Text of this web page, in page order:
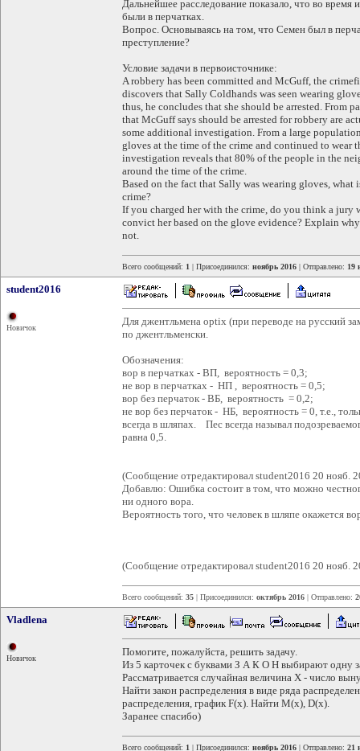
Дальнейшее расследование показало, что во
были в перчатках.
Вопрос. Основываясь на том, что Семен был в
преступление?
Условие задачи в первоисточнике:
A robbery has been committed and McGuff, the
discovers that Sally Coldhands was seen wearing
thus, he concludes that she should be arrested. From
that McGuff says should be arrested for robbery are
some additional investigation. From a large
gloves at the time of the crime and continued to wear
investigation reveals that 80% of the people in the
around the time of the crime.
Based on the fact that Sally was wearing gloves,
crime?
If you charged her with the crime, do you think a jury
convict her based on the glove evidence? Explain
not.
Всего сообщений: 1 | Присоединился: ноябрь 2016 | Отправлено: 19
student2016
Новичок
Для джентльмена optix (при переводе на русский
по джентльменски.
Обозначения:
вор в перчатках - ВП, вероятность = 0,3;
не вор в перчатках - НП , вероятность = 0,5;
вор без перчаток - ВБ, вероятность = 0,2;
не вор без перчаток - НБ, вероятность = 0, т.е.,
всегда в шляпах. Пес всегда называл
равна 0,5.
(Сообщение отредактировал student2016 20 нояб.
Добавлю: Ошибка состоит в том, что можно
ни одного вора.
Вероятность того, что человек в шляпе окажется
(Сообщение отредактировал student2016 20 нояб.
Всего сообщений: 35 | Присоединился: октябрь 2016 | Отправлено:
Vladlena
Новичок
Помогите, пожалуйста, решить задачу.
Из 5 карточек с буквами З А К О Н выбирают одну
Рассматривается случайная величина X - число
Найти закон распределения в виде ряда
распределения, график F(x). Найти M(x), D(x).
Заранее спасибо)
Всего сообщений: 1 | Присоединился: ноябрь 2016 | Отправлено: 21